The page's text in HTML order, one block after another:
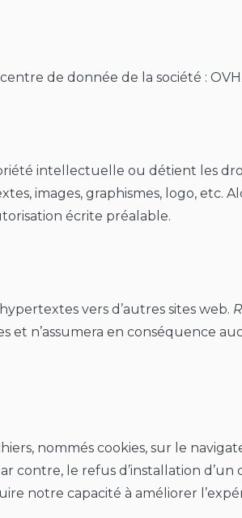
de donnée de la société :
intellectuelle ou détient les
images, graphismes, logo, etc.
écrite préalable.
vers d’autres sites web.
et n’assumera en conséquence
nommés cookies, sur le
contre, le refus d’installation d’un
notre capacité à améliorer